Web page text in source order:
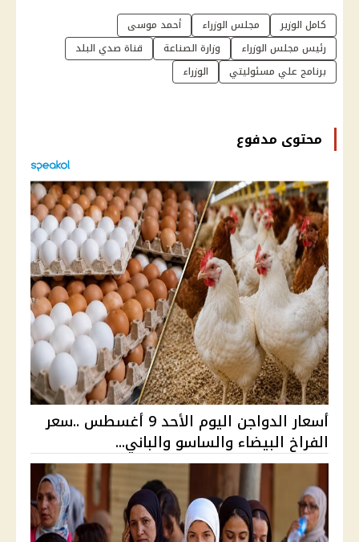
كامل الوزير مجلس الوزراء
أحمد موسى
رئيس مجلس الوزراء
وزارة الصناعة
قناة صدي البلد
برنامج علي مسئوليتي
الوزراء
محتوى مدفوع
أسعار الدواجن اليوم الأحد 9 أغسطس ..سعر
الفراخ البيضاء والساسو والباني...